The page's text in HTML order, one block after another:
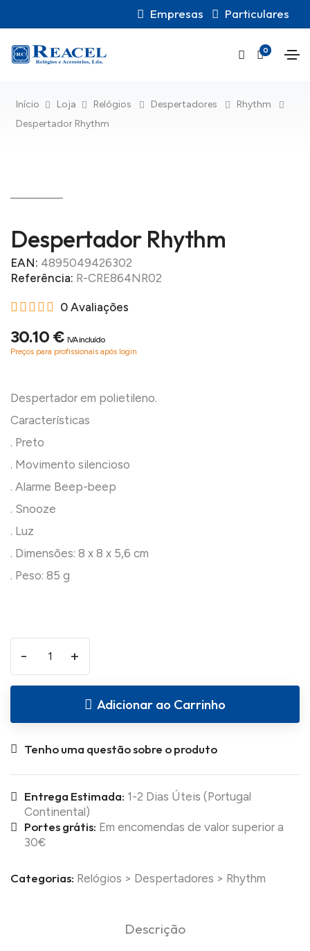
Empresas Particulares
0
Início Loja Relógios Despertadores
Rhythm
Despertador Rhythm
Despertador Rhythm
EAN: 4895049426302
Referência: R-CRE864NR02
0 Avaliações
30.10 € IVA incluído
Preços para profissionais após login
Despertador em polietileno.
Características
. Preto
. Movimento silencioso
. Alarme Beep-beep
. Snooze
. Luz
. Dimensões: 8 x 8 x 5,6 cm
. Peso: 85 g
- +
Adicionar ao Carrinho
Tenho uma questão sobre o produto
Entrega Estimada: 1-2 Dias Úteis (Portugal
Continental)
Portes grátis: Em encomendas de valor superior a
30€
Categorias: Relógios > Despertadores > Rhythm
Descrição